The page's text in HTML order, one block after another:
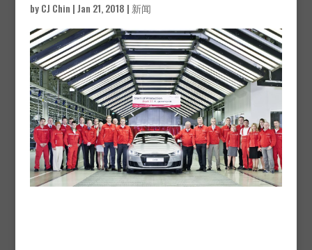
byCJ Chin |Jan 21, 2018 | 新闻